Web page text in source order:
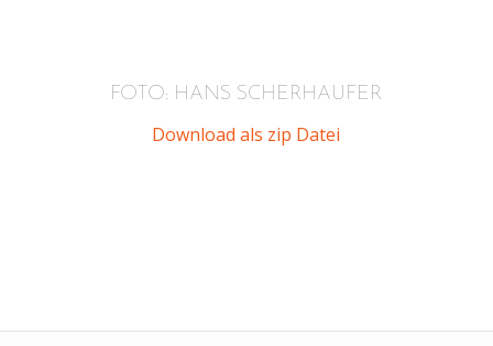
FOTO: HANS SCHERHAUFER
Download als zip Datei